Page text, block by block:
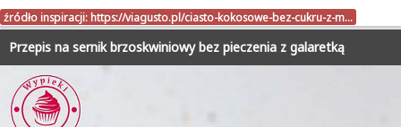
źródło inspiracji: https://viagusto.pl/ciasto-kokosowe-bez-cukru-z-m…
Przepis na sernik brzoskwiniowy bez pieczenia z galaretką